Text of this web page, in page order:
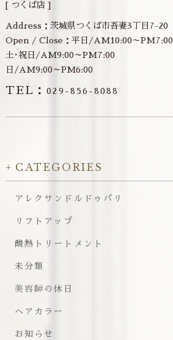
[ つくば店 ]
Address：茨城県つくば市吾妻3丁目7-20
Open / Close：平日/AM10:00～PM7:00
土･祝日/AM9:00～PM7:00
日/AM9:00～PM6:00
TEL：029-856-8088
CATEGORIES
アレクサンドルドゥパリ
リフトアップ
酸熱トリートメント
未分類
美容師の休日
ヘアカラー
お知らせ